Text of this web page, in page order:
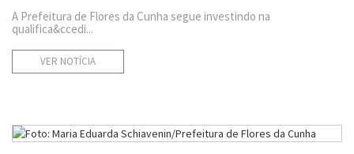
A Prefeitura de Flores da Cunha segue investindo na
qualifica&ccedi...
VER NOTÍCIA